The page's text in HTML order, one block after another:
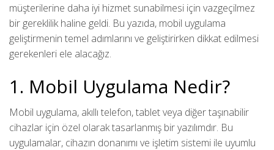
müşterilerine daha iyi hizmet sunabilmesi için vazgeçilmez
bir gereklilik haline geldi. Bu yazıda, mobil uygulama
geliştirmenin temel adımlarını ve geliştirirken dikkat edilmesi
gerekenleri ele alacağız.
1. Mobil Uygulama Nedir?
Mobil uygulama, akıllı telefon, tablet veya diğer taşınabilir
cihazlar için özel olarak tasarlanmış bir yazılımdır. Bu
uygulamalar, cihazın donanımı ve işletim sistemi ile uyumlu